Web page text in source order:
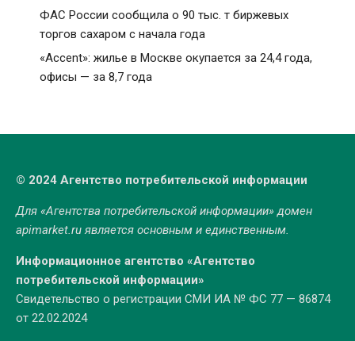
ФАС России сообщила о 90 тыс. т биржевых
торгов сахаром с начала года
«Accent»: жилье в Москве окупается за 24,4 года,
офисы — за 8,7 года
© 2024 Агентство потребительской информации
Для «Агентства потребительской информации» домен
apimarket.ruявляется основным и единственным.
Информационное агентство «Агентство
потребительской информации»
Свидетельство о регистрации СМИ ИА № ФС 77 — 86874
от 22.02.2024